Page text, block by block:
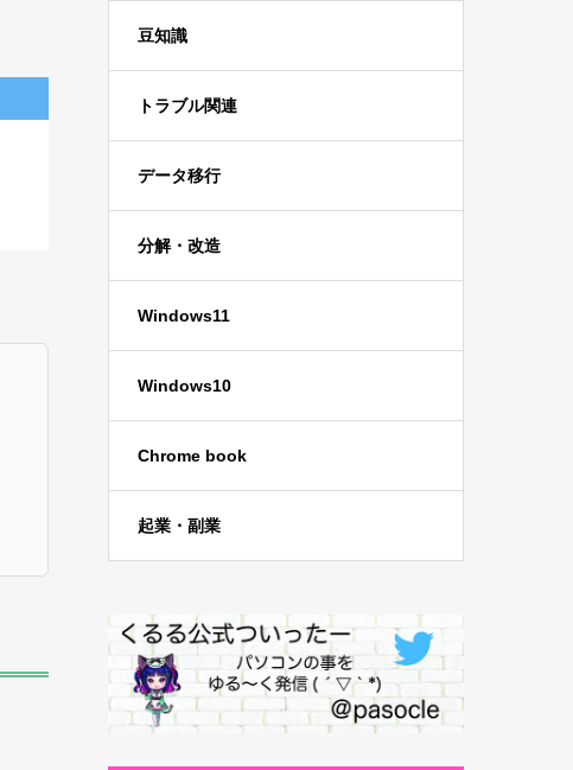
豆知識
トラブル関連
データ移行
分解・改造
Windows11
Windows10
Chrome book
起業・副業